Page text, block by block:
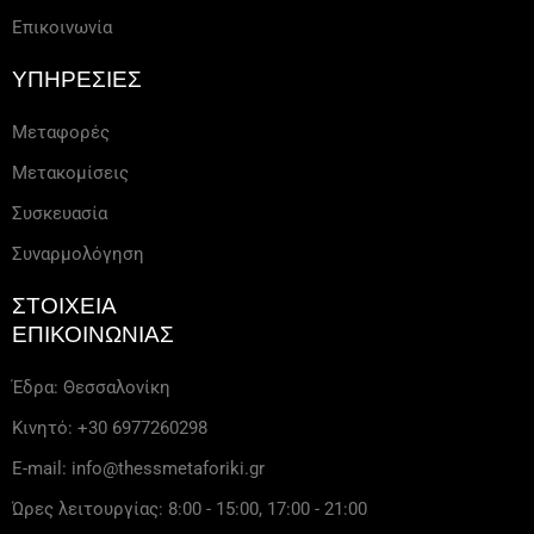
Επικοινωνία
ΥΠΗΡΕΣΙΕΣ
Μεταφορές
Μετακομίσεις
Συσκευασία
Συναρμολόγηση
ΣΤΟΙΧΕΙΑ
ΕΠΙΚΟΙΝΩΝΙΑΣ
Έδρα: Θεσσαλονίκη
Κινητό: +30 6977260298
E-mail: info@thessmetaforiki.gr
Ώρες λειτουργίας: 8:00 - 15:00, 17:00 - 21:00